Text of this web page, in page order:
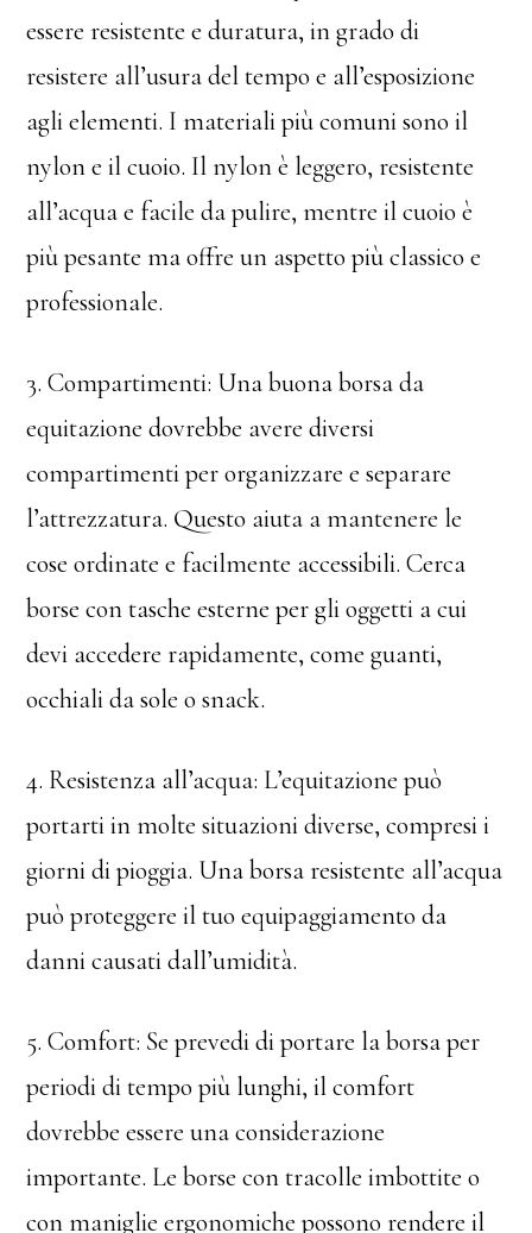
essere resistente e duratura, in grado di
resistere all’usura del tempo e all’esposizione
agli elementi. I materiali più comuni sono il
nylon e il cuoio. Il nylon è leggero, resistente
all’acqua e facile da pulire, mentre il cuoio è
più pesante ma offre un aspetto più classico e
professionale.
3. Compartimenti: Una buona borsa da
equitazione dovrebbe avere diversi
compartimenti per organizzare e separare
l’attrezzatura. Questo aiuta a mantenere le
cose ordinate e facilmente accessibili. Cerca
borse con tasche esterne per gli oggetti a cui
devi accedere rapidamente, come guanti,
occhiali da sole o snack.
4. Resistenza all’acqua: L’equitazione può
portarti in molte situazioni diverse, compresi i
giorni di pioggia. Una borsa resistente all’acqua
può proteggere il tuo equipaggiamento da
danni causati dall’umidità.
5. Comfort: Se prevedi di portare la borsa per
periodi di tempo più lunghi, il comfort
dovrebbe essere una considerazione
importante. Le borse con tracolle imbottite o
con maniglie ergonomiche possono rendere il